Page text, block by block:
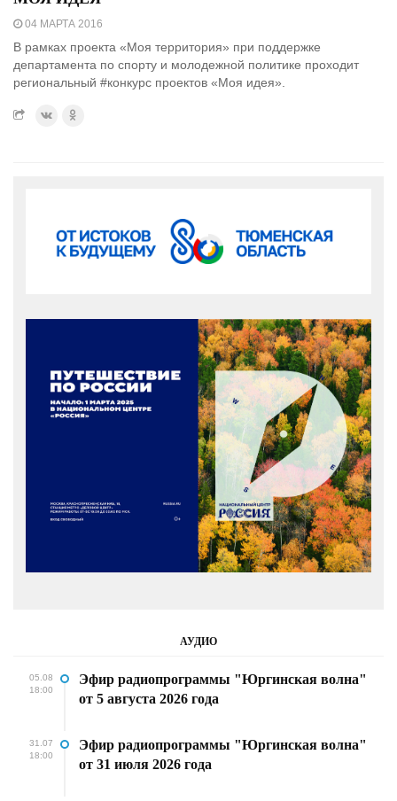
04 МАРТА 2016
В рамках проекта «Моя территория» при поддержке
департамента по спорту и молодежной политике проходит
региональный #конкурс проектов «Моя идея».
АУДИО
05.08
18:00
Эфир радиопрограммы "Юргинская волна"
от 5 августа 2026 года
31.07
18:00
Эфир радиопрограммы "Юргинская волна"
от 31 июля 2026 года